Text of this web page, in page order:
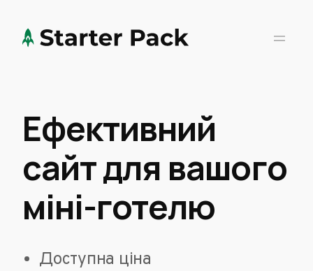
Ефективний
сайт для вашого
міні-готелю
Доступна ціна